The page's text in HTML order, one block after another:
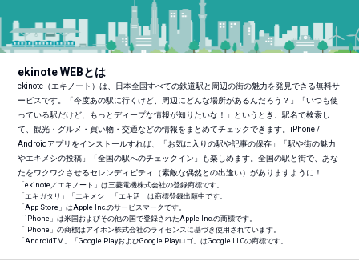
ekinote WEBとは
ekinote（エキノート）は、日本全国すべての鉄道駅と周辺の街の魅力を発見できる無料サ
ービスです。「今度あの駅に行くけど、周辺にどんな場所があるんだろう？」「いつも使
っている駅だけど、もっとディープな情報が知りたいな！」というとき、駅名で検索し
て、観光・グルメ・買い物・交通などの情報をまとめてチェックできます。iPhone /
Androidアプリをインストールすれば、「お気に入りの駅や記事の保存」「駅や街の魅力
やエキメシの投稿」「全国の駅へのチェックイン」も楽しめます。全国の駅と街で、あな
たをワクワクさせるセレンディピティ（素敵な偶然との出逢い）がありますように！
「ekinote／エキノート」は三菱電機株式会社の登録商標です。
「エキガタリ」「エキメシ」「エキ活」は商標登録出願中です。
「App Store」はApple Inc.のサービスマークです。
「iPhone」は米国およびその他の国で登録されたApple Inc.の商標です。
「iPhone」の商標はアイホン株式会社のライセンスに基づき使用されています。
「AndroidTM 」「Google PlayおよびGoogle Playロゴ」はGoogle LLCの商標です。